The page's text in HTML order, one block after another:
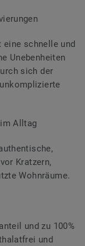
schnelle und
Unebenheiten
sich der
Alltag
Kratzern,
Wohnräume.
und zu 100%
und